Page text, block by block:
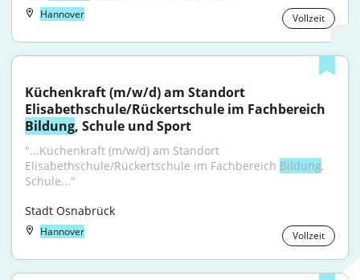
Hannover Vollzeit
Küchenkraft (m/w/d) am Standort
Bildung, Schule und Sport
"...Küchenkraft (m/w/d) am Standort
Elisabethschule/Rückertschule im Fachbereich Bildung,
Schule..."
Stadt Osnabrück
Hannover Vollzeit